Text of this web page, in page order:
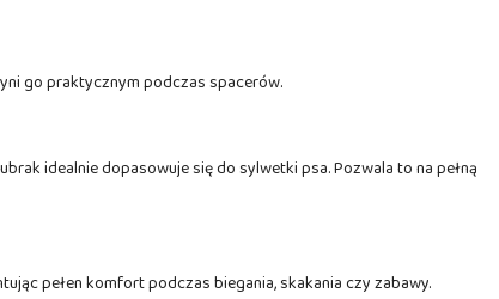
go praktycznym podczas spacerów.
idealnie dopasowuje się do sylwetki psa. Pozwala to na pełną
pełen komfort podczas biegania, skakania czy zabawy.